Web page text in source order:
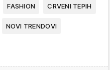
FASHION CRVENI TEPIH
NOVI TRENDOVI